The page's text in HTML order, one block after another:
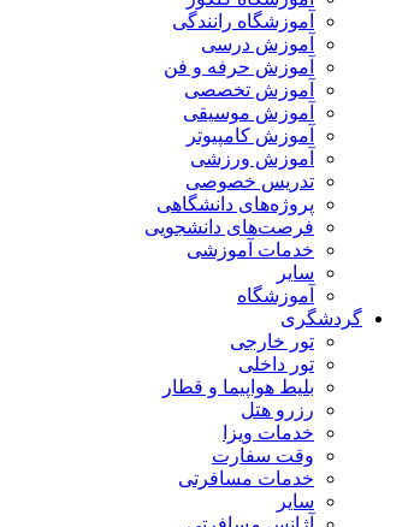
آموزشگاه رانندگی
آموزش درسی
آموزش حرفه و فن
آموزش تخصصی
آموزش موسیقی
آموزش کامپیوتر
آموزش ورزشی
تدریس خصوصی
پروژه‌های دانشگاهی
فرصت‌های دانشجویی
خدمات آموزشی
سایر
آموزشگاه
گردشگری
تور خارجی
تور داخلی
بلیط هواپیما و قطار
رزرو هتل
خدمات ویزا
وقت سفارت
خدمات مسافرتی
سایر